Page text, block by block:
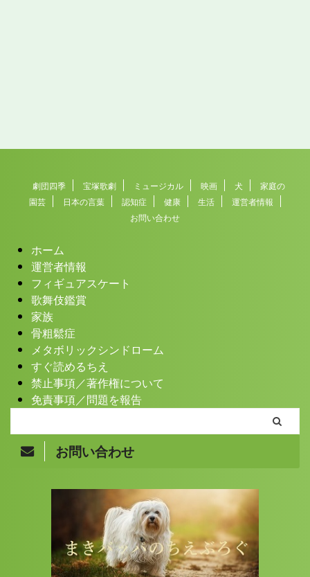
劇団四季 宝塚歌劇 ミュージカル 映画 犬
家庭の
園芸
日本の言葉 認知症 健康 生活
運営者情報
お問い合わせ
ホーム
運営者情報
フィギュアスケート
歌舞伎鑑賞
家族
骨粗鬆症
メタボリックシンドローム
すぐ読めるちえ
禁止事項／著作権について
免責事項／問題を報告
お問い合わせ
Copyright© まきバッパのちえぶろぐ , 2026 All Rights
Reserved.